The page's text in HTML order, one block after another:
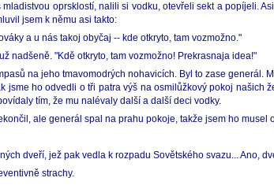
oprsklostí, nalili si vodku, otevřeli sekt a popíjeli.
jsem k němu asi takto:
a u nás takoj obyčaj -- kde otkryto, tam vozmožno."
nadšeně. "Kdě otkryto, tam vozmožno! Prekrasnaja idea!"
na jeho tmavomodrých nohavicích. Byl to zase
jsme ho odvedli o tři patra výš na osmilůžkový pokoj
tím, že mu nalévaly další a další deci vodky.
ale generál spal na prahu pokoje, takže jsem ho musel
dveří, jež pak vedla k rozpadu Sovětského svazu... Ano,
strachy.